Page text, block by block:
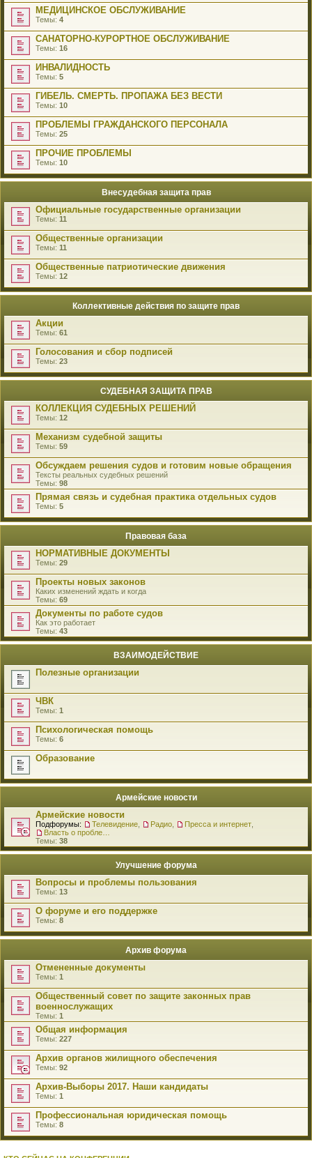
МЕДИЦИНСКОЕ ОБСЛУЖИВАНИЕ
Темы: 4
САНАТОРНО-КУРОРТНОЕ ОБСЛУЖИВАНИЕ
Темы: 16
ИНВАЛИДНОСТЬ
Темы: 5
ГИБЕЛЬ. СМЕРТЬ. ПРОПАЖА БЕЗ ВЕСТИ
Темы: 10
ПРОБЛЕМЫ ГРАЖДАНСКОГО ПЕРСОНАЛА
Темы: 25
ПРОЧИЕ ПРОБЛЕМЫ
Темы: 10
Внесудебная защита прав
Официальные государственные организации
Темы: 11
Общественные организации
Темы: 11
Общественные патриотические движения
Темы: 12
Коллективные действия по защите прав
Акции
Темы: 61
Голосования и сбор подписей
Темы: 23
СУДЕБНАЯ ЗАЩИТА ПРАВ
КОЛЛЕКЦИЯ СУДЕБНЫХ РЕШЕНИЙ
Темы: 12
Механизм судебной защиты
Темы: 59
Обсуждаем решения судов и готовим новые обращения
Тексты реальных судебных решений
Темы: 98
Прямая связь и судебная практика отдельных судов
Темы: 5
Правовая база
НОРМАТИВНЫЕ ДОКУМЕНТЫ
Темы: 29
Проекты новых законов
Каких изменений ждать и когда
Темы: 69
Документы по работе судов
Как это работает
Темы: 43
ВЗАИМОДЕЙСТВИЕ
Полезные организации
ЧВК
Темы: 1
Психологическая помощь
Темы: 6
Образование
Армейские новости
Армейские новости
Подфорумы: Телевидение Радио Пресса и интернет
Темы: 38
Улучшение форума
Вопросы и проблемы пользования
Темы: 13
О форуме и его поддержке
Темы: 8
Архив форума
Отмененные документы
Темы: 1
Общественный совет по защите законных прав
военнослужащих
Темы: 1
Общая информация
Темы: 227
Архив органов жилищного обеспечения
Темы: 92
Архив-Выборы 2017. Наши кандидаты
Темы: 1
Профессиональная юридическая помощь
Темы: 8